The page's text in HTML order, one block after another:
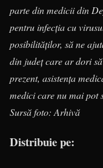
parte din medicii din
pentru infecţia cu
posibilităţilor, să ne
din judeţ care ar dori
prezent, asistenţa
medici care nu mai pot
Sursă foto: Arhivă
Distribuie pe: